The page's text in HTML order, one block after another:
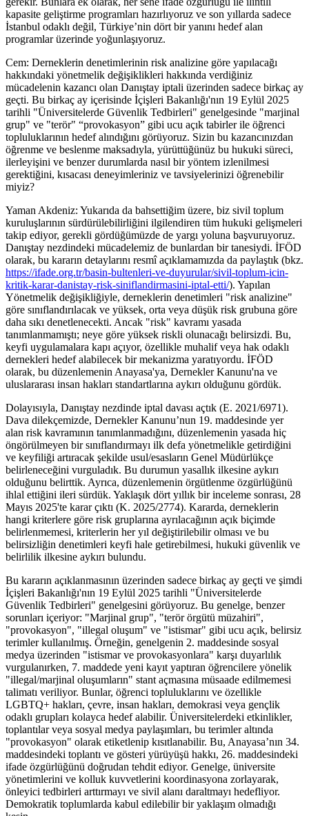
kapasite geliştirme programları hazırlıyoruz ve son yıllarda sadece
İstanbul odaklı değil, Türkiye’nin dört bir yanını hedef alan
programlar üzerinde yoğunlaşıyoruz.
Cem: Derneklerin denetimlerinin risk analizine göre yapılacağı
hakkındaki yönetmelik değişiklikleri hakkında verdiğiniz
mücadelenin kazancı olan Danıştay iptali üzerinden sadece birkaç ay
geçti. Bu birkaç ay içerisinde İçişleri Bakanlığı'nın 19 Eylül 2025
tarihli "Üniversitelerde Güvenlik Tedbirleri" genelgesinde "marjinal
grup" ve "terör" “provokasyon” gibi ucu açık tabirler ile öğrenci
topluluklarının hedef alındığını görüyoruz. Sizin bu kazancınızdan
öğrenme ve beslenme maksadıyla, yürüttüğünüz bu hukuki süreci,
ilerleyişini ve benzer durumlarda nasıl bir yöntem izlenilmesi
gerektiğini, kısacası deneyimleriniz ve tavsiyelerinizi öğrenebilir
miyiz?
Yaman Akdeniz: Yukarıda da bahsettiğim üzere, biz sivil toplum
kuruluşlarının sürdürülebilirliğini ilgilendiren tüm hukuki gelişmeleri
takip ediyor, gerekli gördüğümüzde de yargı yoluna başvuruyoruz.
Danıştay nezdindeki mücadelemiz de bunlardan bir tanesiydi. İFÖD
olarak, bu kararın detaylarını resmî açıklamamızda da paylaştık (bkz.
https://ifade.org.tr/basin-bultenleri-ve-duyurular/sivil-toplum-icin-
kritik-karar-danistay-risk-siniflandirmasini-iptal-etti/). Yapılan
Yönetmelik değişikliğiyle, derneklerin denetimleri "risk analizine"
göre sınıflandırılacak ve yüksek, orta veya düşük risk grubuna göre
daha sıkı denetlenecekti. Ancak "risk" kavramı yasada
tanımlanmamıştı; neye göre yüksek riskli olunacağı belirsizdi. Bu,
keyfi uygulamalara kapı açıyor, özellikle muhalif veya hak odaklı
dernekleri hedef alabilecek bir mekanizma yaratıyordu. İFÖD
olarak, bu düzenlemenin Anayasa'ya, Dernekler Kanunu'na ve
uluslararası insan hakları standartlarına aykırı olduğunu gördük.
Dolayısıyla, Danıştay nezdinde iptal davası açtık (E. 2021/6971).
Dava dilekçemizde, Dernekler Kanunu’nun 19. maddesinde yer
alan risk kavramının tanımlanmadığını, düzenlemenin yasada hiç
öngörülmeyen bir sınıflandırmayı ilk defa yönetmelikle getirdiğini
ve keyfiliği artıracak şekilde usul/esasların Genel Müdürlükçe
belirleneceğini vurguladık. Bu durumun yasallık ilkesine aykırı
olduğunu belirttik. Ayrıca, düzenlemenin örgütlenme özgürlüğünü
ihlal ettiğini ileri sürdük. Yaklaşık dört yıllık bir inceleme sonrası, 28
Mayıs 2025'te karar çıktı (K. 2025/2774). Kararda, derneklerin
hangi kriterlere göre risk gruplarına ayrılacağının açık biçimde
belirlenmemesi, kriterlerin her yıl değiştirilebilir olması ve bu
belirsizliğin denetimleri keyfi hale getirebilmesi, hukuki güvenlik ve
belirlilik ilkesine aykırı bulundu.
Bu kararın açıklanmasının üzerinden sadece birkaç ay geçti ve şimdi
İçişleri Bakanlığı'nın 19 Eylül 2025 tarihli "Üniversitelerde
Güvenlik Tedbirleri" genelgesini görüyoruz. Bu genelge, benzer
sorunları içeriyor: "Marjinal grup", "terör örgütü müzahiri",
"provokasyon", "illegal oluşum" ve "istismar" gibi ucu açık, belirsiz
terimler kullanılmış. Örneğin, genelgenin 2. maddesinde sosyal
medya üzerinden "istismar ve provokasyonlara" karşı duyarlılık
vurgulanırken, 7. maddede yeni kayıt yaptıran öğrencilere yönelik
"illegal/marjinal oluşumların" stant açmasına müsaade edilmemesi
talimatı veriliyor. Bunlar, öğrenci topluluklarını ve özellikle
LGBTQ+ hakları, çevre, insan hakları, demokrasi veya gençlik
odaklı grupları kolayca hedef alabilir. Üniversitelerdeki etkinlikler,
toplantılar veya sosyal medya paylaşımları, bu terimler altında
"provokasyon" olarak etiketlenip kısıtlanabilir. Bu, Anayasa’nın 34.
maddesindeki toplantı ve gösteri yürüyüşü hakkı, 26. maddesindeki
ifade özgürlüğünü doğrudan tehdit ediyor. Genelge, üniversite
yönetimlerini ve kolluk kuvvetlerini koordinasyona zorlayarak,
önleyici tedbirleri arttırmayı ve sivil alanı daraltmayı hedefliyor.
Demokratik toplumlarda kabul edilebilir bir yaklaşım olmadığı